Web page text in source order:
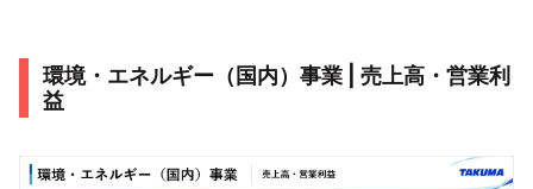
環境・エネルギー（国内）事業 | 売上高・営業利
益